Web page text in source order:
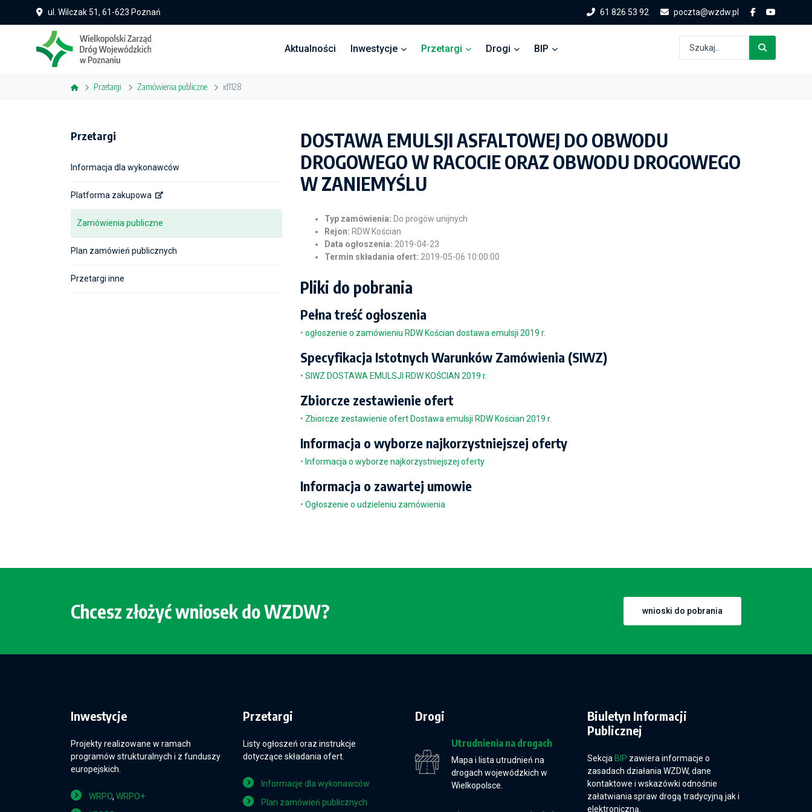
ul. Wilczak 51, 61-623 Poznań 61 826 53 92 poczta@wzdw.pl
Aktualności Inwestycje Przetargi Drogi BIP
Przetargi Zamówienia publiczne id1128
Przetargi
Informacja dla wykonawców
Platforma zakupowa
Zamówienia publiczne
Plan zamówień publicznych
Przetargi inne
DOSTAWA EMULSJI ASFALTOWEJ DO OBWODU
DROGOWEGO W RACOCIE ORAZ OBWODU DROGOWEGO
W ZANIEMYŚLU
Typ zamówienia: Do progów unijnych
Rejon: RDW Kościan
Data ogłoszenia: 2019-04-23
Termin składania ofert: 2019-05-06 10:00:00
Pliki do pobrania
Pełna treść ogłoszenia
• ogłoszenie o zamówieniu RDW Kościan dostawa emulsji 2019 r.
Specyfikacja Istotnych Warunków Zamówienia (SIWZ)
• SIWZ DOSTAWA EMULSJI RDW KOŚCIAN 2019 r.
Zbiorcze zestawienie ofert
• Zbiorcze zestawienie ofert Dostawa emulsji RDW Kościan 2019 r.
Informacja o wyborze najkorzystniejszej oferty
• Informacja o wyborze najkorzystniejszej oferty
Informacja o zawartej umowie
• Ogłoszenie o udzieleniu zamówienia
Chcesz złożyć wniosek do WZDW? wnioski do pobrania
Inwestycje
Projekty realizowane w ramach
programów strukturalnych i z funduszy
europejskich.
WRPO, WRPO+
Przetargi
Listy ogłoszeń oraz instrukcje
dotyczące składania ofert.
Informacje dla wykonawców
Plan zamówień publicznych
Drogi
Utrudnienia na drogach
Mapa i lista utrudnień na
drogach wojewódzkich w
Wielkopolsce.
Biuletyn Informacji
Publicznej
Sekcja BIP zawiera informacje o
zasadach działania WZDW, dane
kontaktowe i wskazówki odnośnie
załatwiania spraw drogą tradycyjną jak i
elektroniczną.